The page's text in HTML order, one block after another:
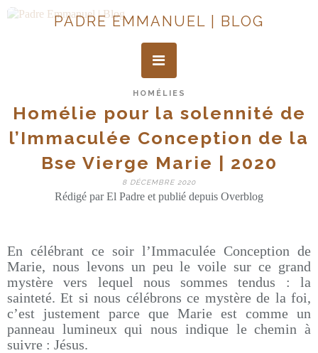
PADRE EMMANUEL | BLOG
HOMÉLIES
Homélie pour la solennité de
l’Immaculée Conception de la
Bse Vierge Marie | 2020
8 DÉCEMBRE 2020
Rédigé par El Padre et publié depuis Overblog
En célébrant ce soir l’Immaculée Conception de
Marie, nous levons un peu le voile sur ce grand
mystère vers lequel nous sommes tendus : la
sainteté. Et si nous célébrons ce mystère de la foi,
c’est justement parce que Marie est comme un
panneau lumineux qui nous indique le chemin à
suivre : Jésus.